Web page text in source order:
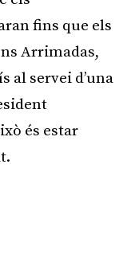
fins que els
Arrimadas,
al servei d’una
és estar